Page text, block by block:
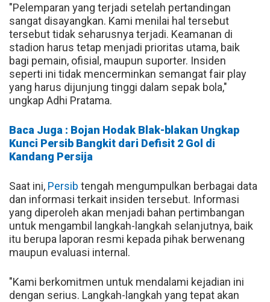
"Pelemparan yang terjadi setelah pertandingan
sangat disayangkan. Kami menilai hal tersebut
tersebut tidak seharusnya terjadi. Keamanan di
stadion harus tetap menjadi prioritas utama, baik
bagi pemain, ofisial, maupun suporter. Insiden
seperti ini tidak mencerminkan semangat fair play
yang harus dijunjung tinggi dalam sepak bola,"
ungkap Adhi Pratama.
Baca Juga : Bojan Hodak Blak-blakan Ungkap
Kunci Persib Bangkit dari Defisit 2 Gol di
Kandang Persija
Saat ini, Persib tengah mengumpulkan berbagai data
dan informasi terkait insiden tersebut. Informasi
yang diperoleh akan menjadi bahan pertimbangan
untuk mengambil langkah-langkah selanjutnya, baik
itu berupa laporan resmi kepada pihak berwenang
maupun evaluasi internal.
"Kami berkomitmen untuk mendalami kejadian ini
dengan serius. Langkah-langkah yang tepat akan